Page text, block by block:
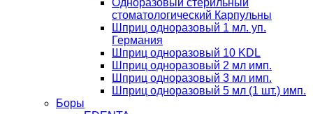
Одноразовый стерильный
стоматологический Карпульны
Шприц одноразовый 1 мл. уп.
Германия
Шприц одноразовый 10 KDL
Шприц одноразовый 2 мл имп.
Шприц одноразовый 3 мл имп.
Шприц одноразовый 5 мл (1 шт.) имп.
Боры